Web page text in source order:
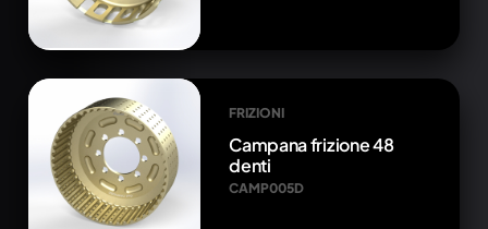
FRIZIONI
Campana frizione 48
denti
CAMP005D